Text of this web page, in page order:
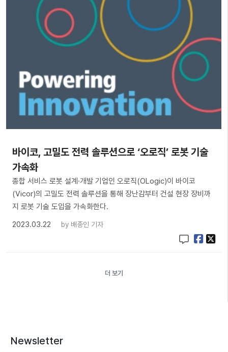
바이코, 고밀도 전력 솔루션으로 ‘오로직’ 로봇 기술
가속화
종합 서비스 로봇 설계·개발 기업인 오로직(OLogic)이 바이코
(Vicor)의 고밀도 전력 솔루션을 통해 장난감부터 건설 현장 장비까
지 로봇 기술 도입을 가속화한다.
2023.03.22
by 배종인 기자
더 보기
Newsletter